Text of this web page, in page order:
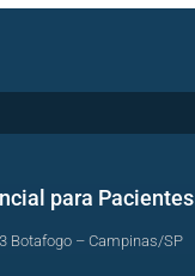
para Pacientes
Botafogo – Campinas/SP